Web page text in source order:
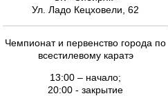
Ул. Ладо Кецховели, 62
Чемпионат и первенство города по
всестилевому каратэ
13:00 – начало;
20:00 - закрытие